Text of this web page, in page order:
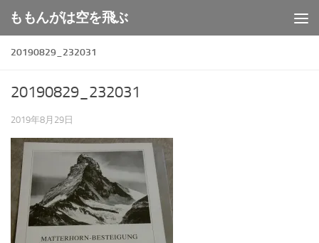
コンテンツへスキップ
ももんがは空を飛ぶ
20190829_232031
20190829_232031
2019年8月29日